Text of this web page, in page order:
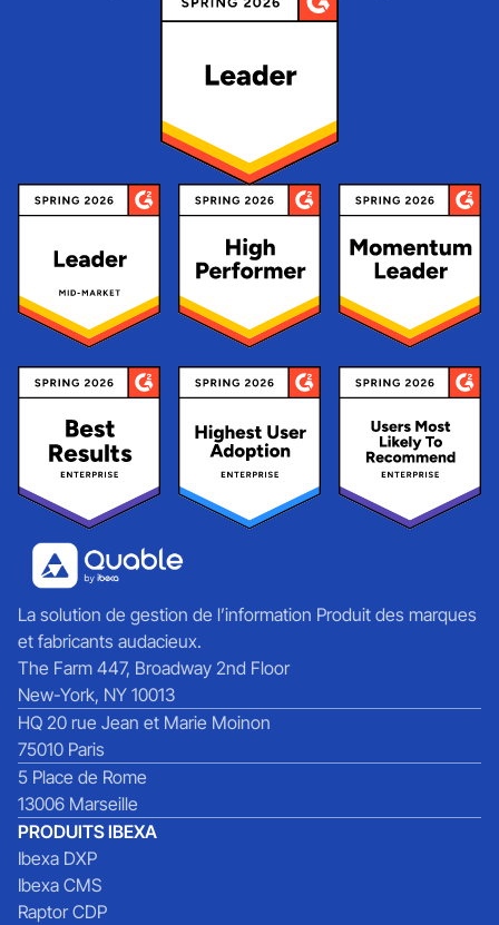
La solution de gestion de l’information Produit des marques
et fabricants audacieux.
The Farm 447, Broadway 2nd Floor
New-York, NY 10013
HQ 20 rue Jean et Marie Moinon
75010 Paris
5 Place de Rome
13006 Marseille
PRODUITS IBEXA
Ibexa DXP
Ibexa CMS
Raptor CDP